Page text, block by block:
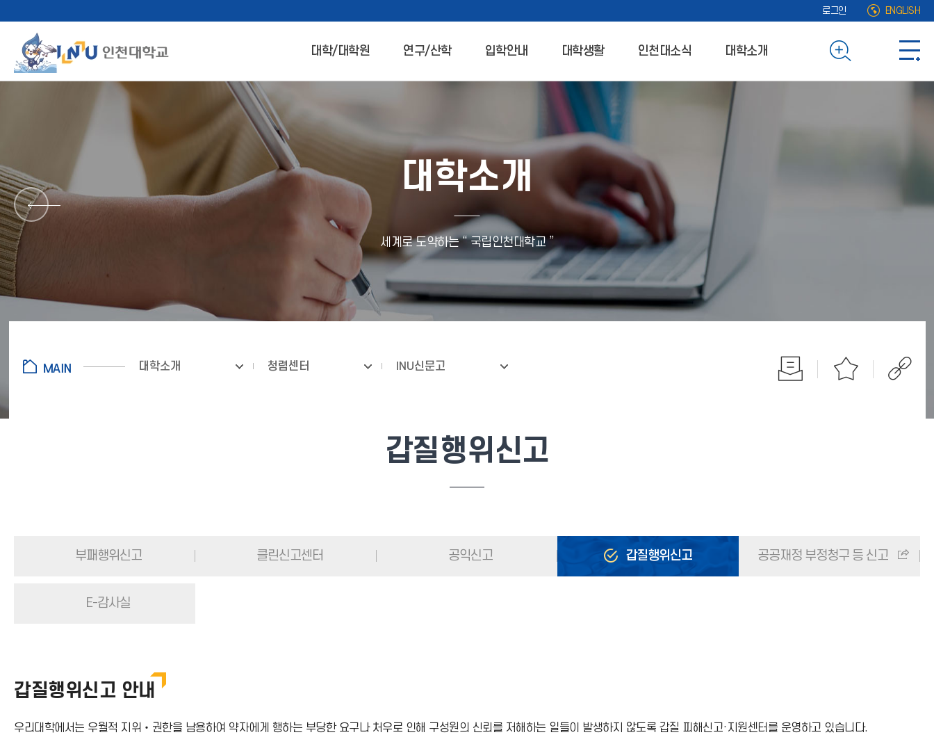
로그인 ENGLISH
대학/대학원 연구/산학 입학안내 대학생활 인천대소식 대학소개
대학소개
세계로 도약하는 “ 국립인천대학교 ”
대학소개 청렴센터 INU신문고
갑질행위신고
부패행위신고 클린신고센터 공익신고 갑질행위신고 공공재정 부정청구 등 신고
E-감사실
갑질행위신고 안내
우리대학에서는 우월적 지위‧권한을 남용하여 약자에게 행하는 부당한 요구나 처우로 인해 구성원의 신뢰를 저해하는 일들이 발생하지 않도록 갑질 피해신고·지원센터를 운영하고 있습니다.